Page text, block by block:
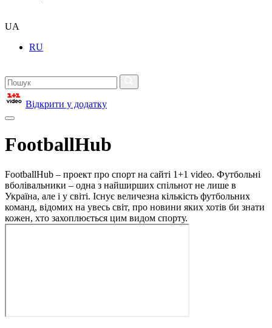
UA
RU
Відкрити у додатку
FootballHub
FootballHub – проект про спорт на сайті 1+1 video. Футбольні
вболівальники – одна з найширших спільнот не лише в
Україна, але і у світі. Існує величезна кількість футбольних
команд, відомих на увесь світ, про новини яких хотів би знати
кожен, хто захоплюється цим видом спорту.